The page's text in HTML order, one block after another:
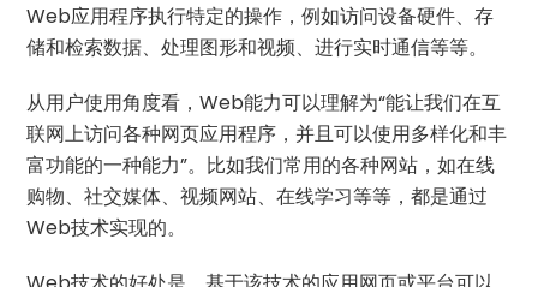
Web应用程序执行特定的操作，例如访问设备硬件、存
储和检索数据、处理图形和视频、进行实时通信等等。
从用户使用角度看，Web能力可以理解为“能让我们在互
联网上访问各种网页应用程序，并且可以使用多样化和丰
富功能的一种能力”。比如我们常用的各种网站，如在线
购物、社交媒体、视频网站、在线学习等等，都是通过
Web技术实现的。